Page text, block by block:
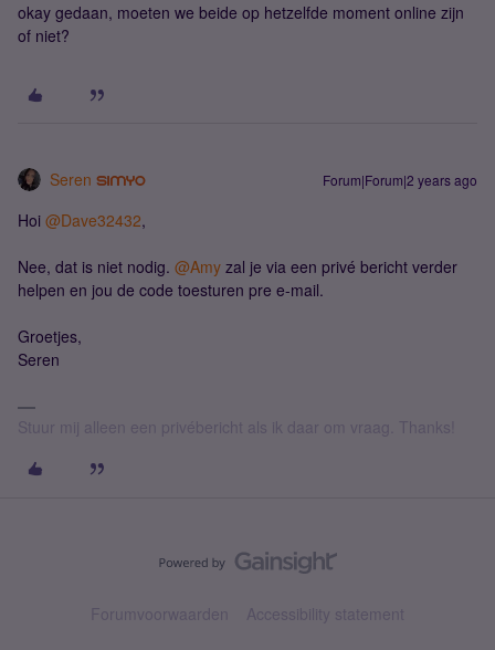
okay gedaan, moeten we beide op hetzelfde moment online zijn
of niet?
Seren Forum|Forum|2 years ago
Hoi @Dave32432,
Nee, dat is niet nodig. @Amy zal je via een privé bericht verder
helpen en jou de code toesturen pre e-mail.
Groetjes,
Seren
Stuur mij alleen een privébericht als ik daar om vraag. Thanks!
Forumvoorwaarden Accessibility statement